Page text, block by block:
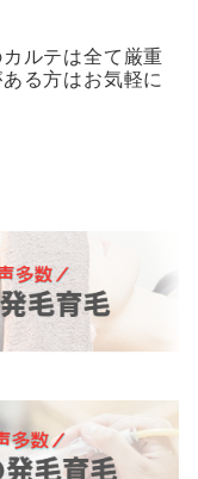
ルテは全て厳重
る方はお気軽に